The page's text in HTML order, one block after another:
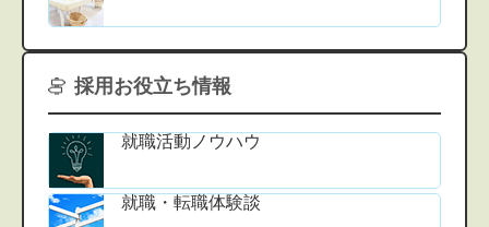
採用お役立ち情報
就職活動ノウハウ
就職・転職体験談